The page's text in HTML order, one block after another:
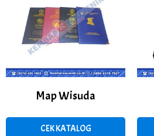
Map Wisuda
CEK KATALOG